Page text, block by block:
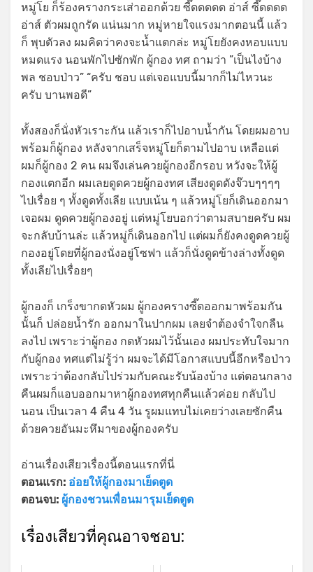
หมู่โย ก็ร้องครางกระเส่าออกด้วย ซี๊ดดดดด อ่าส์ ซี๊ดดดด
อ่าส์ ตัวผมถูกรัด แน่นมาก หมู่หายใจแรงมากตอนนี้ แล้ว
ก็ พุบตัวลง ผมคิดว่าคงจะน้ำแตกล่ะ หมู่โยยังคงหอบแบบ
หมดแรง นอนพักไปซักพัก ผู้กอง ทศ ถามว่า ”เป็นไงบ้าง
พล ชอบป่าว” “ครับ ชอบ แต่เจอแบบนี้มากก็ไม่ไหวนะ
ครับ บานพอดี”
ทั้งสองก็นั่งหัวเราะกัน แล้วเราก็ไปอาบน้ำกัน โดยผมอาบ
พร้อมก็ผู้กอง หลังจากเสร็จหมู่โยก็ตามไปอาบ เหลือแต่
ผมก็ผู้กอง 2 คน ผมจึงเล่นควยผู้กองอีกรอบ หวังจะให้ผู้
กองแตกอีก ผมเลยดูดควยผู้กองทศ เสียงดูดดังจ๊วบๆๆๆๆ
ไปเรื่อย ๆ ทั้งดูดทั้งเลีย แบบเน้น ๆ แล้วหมู่โยก็เดินออกมา
เจอผม ดูดควยผู้กองอยู่ แต่หมู่โยบอกว่าตามสบายครับ ผม
จะกลับบ้านล่ะ แล้วหมู่ก็เดินออกไป แต่ผมก็ยังคงดูดควยผู้
กองอยู่โดยที่ผู้กองนั่งอยู่โซฟา แล้วก็นั่งดูดข้างล่างทั้งดูด
ทั้งเลียไปเรื่อยๆ
ผู้กองก็ เกร็งขากดหัวผม ผู้กองครางซี๊ดออกมาพร้อมกัน
นั้นก็ ปล่อยน้ำรัก ออกมาในปากผม เลยจำต้องจำใจกลืน
ลงไป เพราะว่าผู้กอง กดหัวผมไว้นั้นเอง ผมประทับใจมาก
กับผู้กอง ทศแต่ไม่รู้ว่า ผมจะได้มีโอกาสแบบนี้อีกหรือป่าว
เพราะว่าต้องกลับไปร่วมกับคณะรับน้องบ้าง แต่ตอนกลาง
คืนผมก็แอบออกมาหาผู้กองทศทุกคืนแล้วค่อย กลับไป
นอน เป็นเวลา 4 คืน 4 วัน รูผมแทบไม่เคยว่างเลยซักคืน
ด้วยควยอันมะหึมาของผู้กองครับ
อ่านเรื่องเสียวเรื่องนี้ตอนแรกที่นี่
ตอนแรก: อ่อยให้ผู้กองมาเย็ดตูด
ตอนจบ: ผู้กองชวนเพื่อนมารุมเย็ดตูด
เรื่องเสียวที่คุณอาจชอบ: